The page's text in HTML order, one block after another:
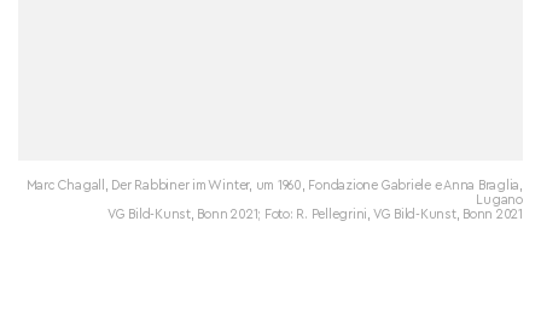
Marc Chagall, Der Rabbiner im Winter, um 1960, Fondazione Gabriele e Anna Braglia,
Lugano
VG Bild-Kunst, Bonn 2021; Foto: R. Pellegrini, VG Bild-Kunst, Bonn 2021